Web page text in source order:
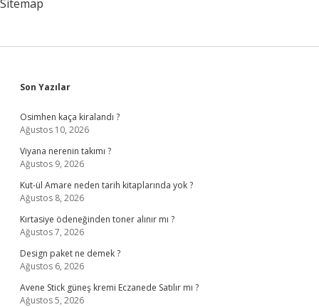
Sitemap
Sidebar
Son Yazılar
Osimhen kaça kiralandı ?
Ağustos 10, 2026
Viyana nerenin takımı ?
Ağustos 9, 2026
Kut-ül Amare neden tarih kitaplarında yok ?
Ağustos 8, 2026
Kırtasiye ödeneğinden toner alınır mı ?
Ağustos 7, 2026
Design paket ne demek ?
Ağustos 6, 2026
Avene Stick güneş kremi Eczanede Satılır mı ?
Ağustos 5, 2026